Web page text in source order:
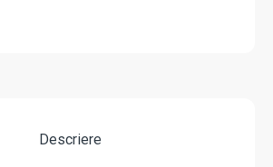
Descriere